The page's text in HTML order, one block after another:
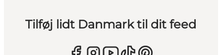
Tilføj lidt Danmark til dit feed